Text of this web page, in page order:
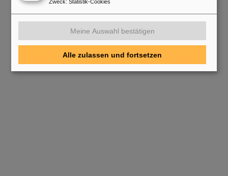
Zweck: Statistik-Cookies
Meine Auswahl bestätigen
Alle zulassen und fortsetzen